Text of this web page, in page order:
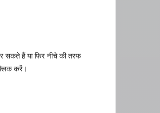
सकते हैं या फिर नीचे की तरफ
करें।